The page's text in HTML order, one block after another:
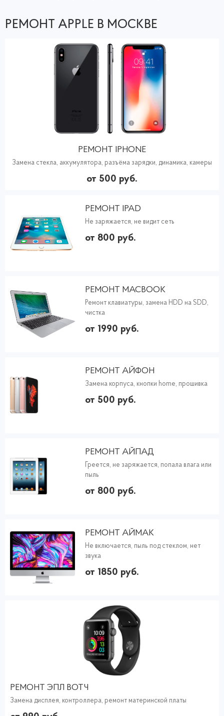
РЕМОНТ APPLE В МОСКВЕ
РЕМОНТ IPHONE
Замена стекла, аккумулятора, разъёма зарядки, динамика, камеры
от 500 руб.
РЕМОНТ IPAD
Не заряжается, не видит сеть
от 800 руб.
РЕМОНТ MACBOOK
Ремонт клавиатуры, замена HDD на SDD,
чистка
от 1990 руб.
РЕМОНТ АЙФОН
Замена корпуса, кнопки home, прошивка
от 500 руб.
РЕМОНТ АЙПАД
Греется, не заряжается, попала влага или
пыль
от 800 руб.
РЕМОНТ АЙМАК
Не включается, пыль под стеклом, нет
звука
от 1850 руб.
РЕМОНТ ЭПЛ ВОТЧ
Замена дисплея, контроллера, ремонт материнской платы